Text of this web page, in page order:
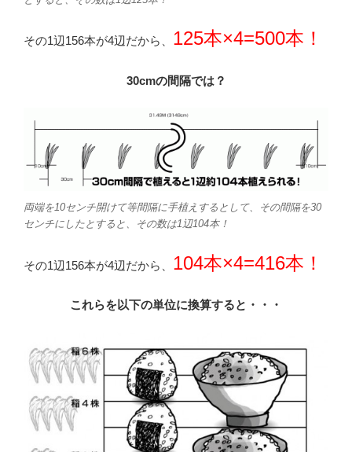
その1辺156本が4辺だから、 125本×4=500本！
30cmの間隔では？
両端を10センチ開けて等間隔に手植えするとして、その間隔を30
センチにしたとすると、その数は1辺104本！
その1辺156本が4辺だから、 104本×4=416本！
これらを以下の単位に換算すると・・・